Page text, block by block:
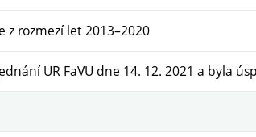
z rozmezí let 2013–2020
UR FaVU dne 14. 12. 2021 a byla